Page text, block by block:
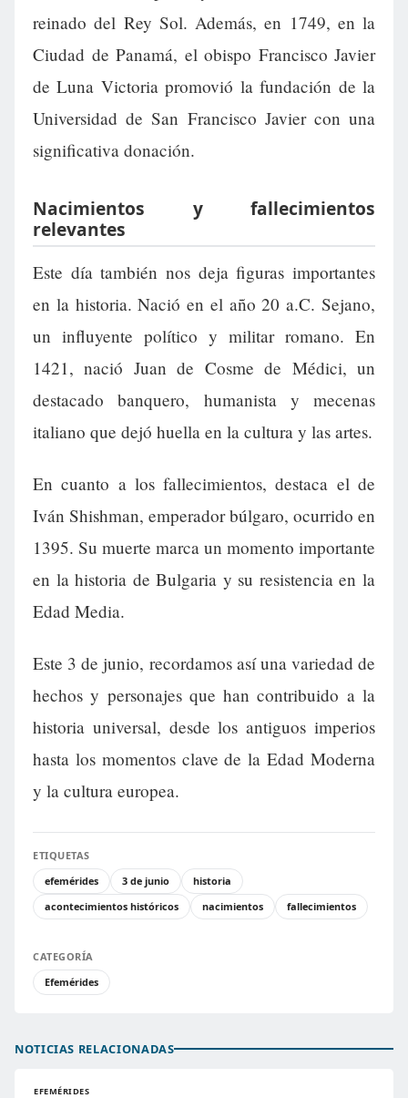
reinado del Rey Sol. Además, en 1749, en la
Ciudad de Panamá, el obispo Francisco Javier
de Luna Victoria promovió la fundación de la
Universidad de San Francisco Javier con una
significativa donación.
Nacimientos y fallecimientos
relevantes
Este día también nos deja figuras importantes
en la historia. Nació en el año 20 a.C. Sejano,
un influyente político y militar romano. En
1421, nació Juan de Cosme de Médici, un
destacado banquero, humanista y mecenas
italiano que dejó huella en la cultura y las artes.
En cuanto a los fallecimientos, destaca el de
Iván Shishman, emperador búlgaro, ocurrido en
1395. Su muerte marca un momento importante
en la historia de Bulgaria y su resistencia en la
Edad Media.
Este 3 de junio, recordamos así una variedad de
hechos y personajes que han contribuido a la
historia universal, desde los antiguos imperios
hasta los momentos clave de la Edad Moderna
y la cultura europea.
ETIQUETAS
efemérides
3 de junio
historia
acontecimientos históricos
nacimientos fallecimientos
CATEGORÍA
Efemérides
NOTICIAS RELACIONADAS
EFEMÉRIDES